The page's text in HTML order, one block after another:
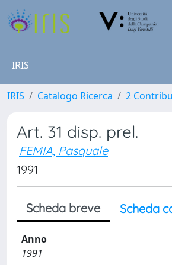
IRIS
IRIS Catalogo Ricerca 2
Art. 31 disp. prel.
FEMIA, Pasquale
1991
Scheda breve Scheda
Anno
1991